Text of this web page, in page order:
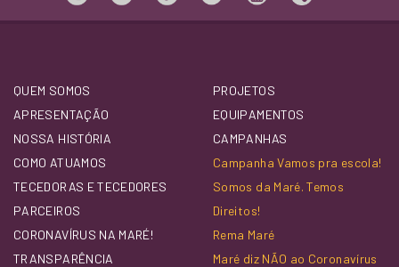
QUEM SOMOS
APRESENTAÇÃO
NOSSA HISTÓRIA
COMO ATUAMOS
TECEDORAS E TECEDORES
PARCEIROS
CORONAVÍRUS NA MARÉ!
TRANSPARÊNCIA
PROJETOS
EQUIPAMENTOS
CAMPANHAS
Campanha Vamos pra escola!
Somos da Maré. Temos
Direitos!
Rema Maré
Maré diz NÃO ao Coronavírus